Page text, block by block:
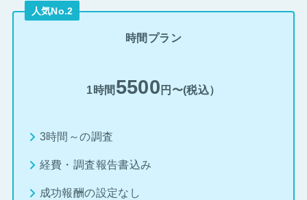
人気No.2
時間プラン
1時間 5500 円〜(税込）
3時間～の調査
経費・調査報告書込み
成功報酬の設定なし